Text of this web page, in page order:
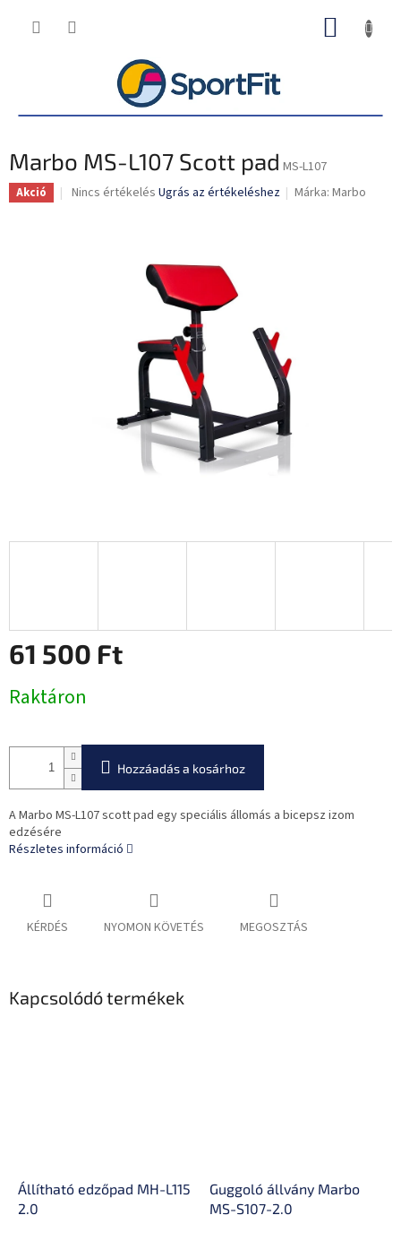
KOSÁR
Marbo MS-L107 Scott pad MS-L107
Akció
A
Nincs értékelés Ugrás az értékeléshez Márka:Marbo
61 500 Ft
Raktáron
Hozzáadás a kosárhoz
A Marbo MS-L107 scott pad egy speciális állomás a bicepsz izom
edzésére
Részletes információ
KÉRDÉS NYOMON KÖVETÉS MEGOSZTÁS
Kapcsolódó termékek
Állítható edzőpad MH-L115
2.0
Guggoló állvány Marbo
MS-S107-2.0